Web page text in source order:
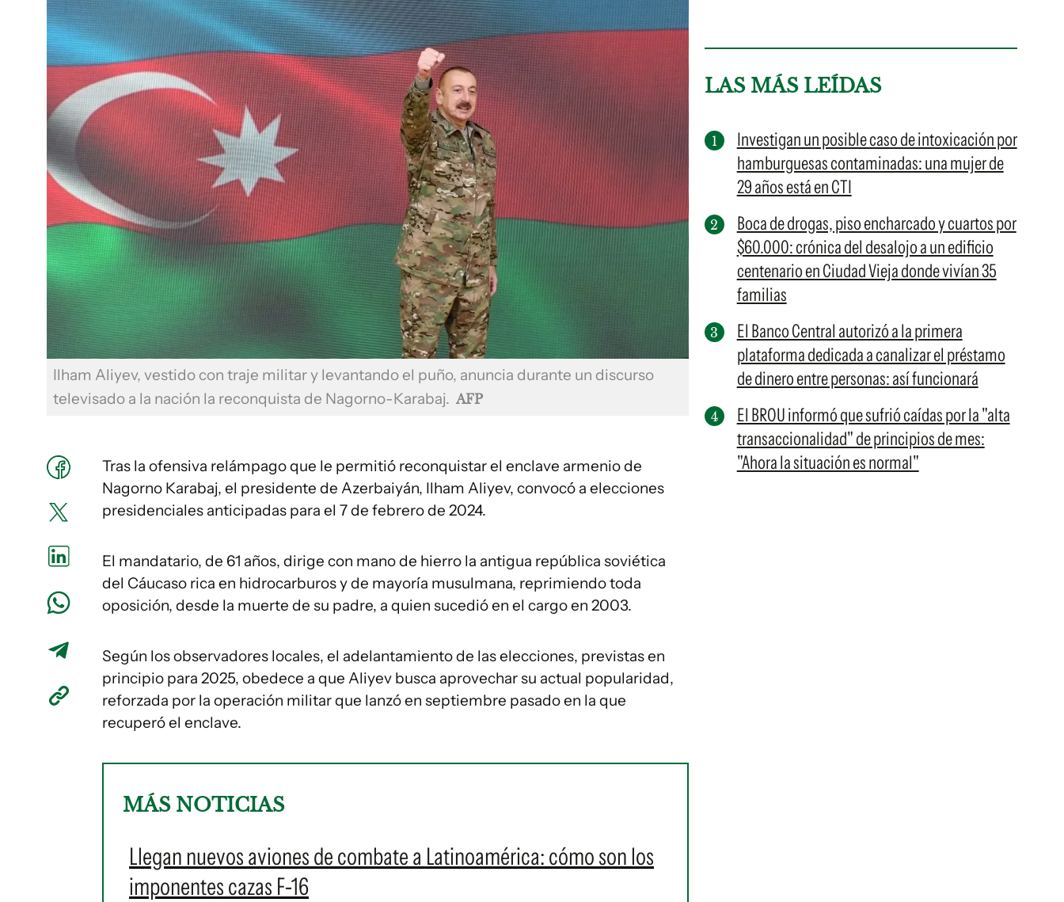
Ilham Aliyev, vestido con traje militar y levantando el puño, anuncia durante un discurso
televisado a la nación la reconquista de Nagorno-Karabaj. AFP
Tras la ofensiva relámpago que le permitió reconquistar el enclave armenio de
Nagorno Karabaj, el presidente de Azerbaiyán, Ilham Aliyev, convocó a elecciones
presidenciales anticipadas para el 7 de febrero de 2024.
El mandatario, de 61 años, dirige con mano de hierro la antigua república soviética
del Cáucaso rica en hidrocarburos y de mayoría musulmana, reprimiendo toda
oposición, desde la muerte de su padre, a quien sucedió en el cargo en 2003.
Según los observadores locales, el adelantamiento de las elecciones, previstas en
principio para 2025, obedece a que Aliyev busca aprovechar su actual popularidad,
reforzada por la operación militar que lanzó en septiembre pasado en la que
recuperó el enclave.
MÁS NOTICIAS
Llegan nuevos aviones de combate a Latinoamérica: cómo son los
imponentes cazas F-16
LAS MÁS LEÍDAS
Investigan un posible caso de intoxicación por
hamburguesas contaminadas: una mujer de
29 años está en CTI
Boca de drogas, piso encharcado y cuartos por
$60.000: crónica del desalojo a un edificio
centenario en Ciudad Vieja donde vivían 35
familias
El Banco Central autorizó a la primera
plataforma dedicada a canalizar el préstamo
de dinero entre personas: así funcionará
El BROU informó que sufrió caídas por la "alta
transaccionalidad" de principios de mes:
"Ahora la situación es normal"